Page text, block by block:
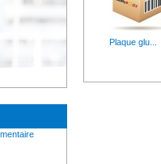
Plaque glu...